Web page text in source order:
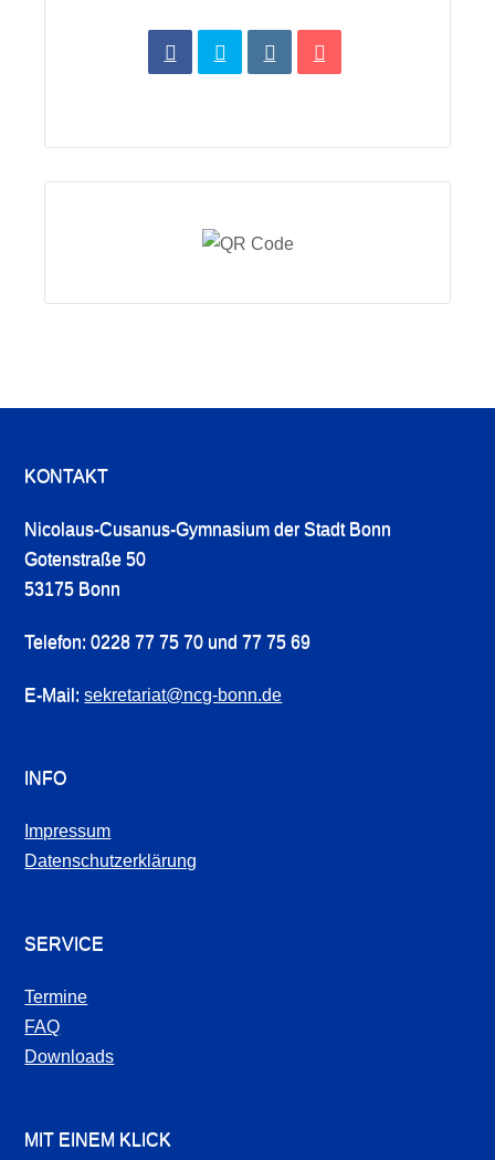
KONTAKT
Nicolaus-Cusanus-Gymnasium der Stadt Bonn
Gotenstraße 50
53175 Bonn
Telefon: 0228 77 75 70 und 77 75 69
E-Mail:sekretariat@ncg-bonn.de
INFO
Impressum
Datenschutzerklärung
SERVICE
Termine
FAQ
Downloads
MIT EINEM KLICK